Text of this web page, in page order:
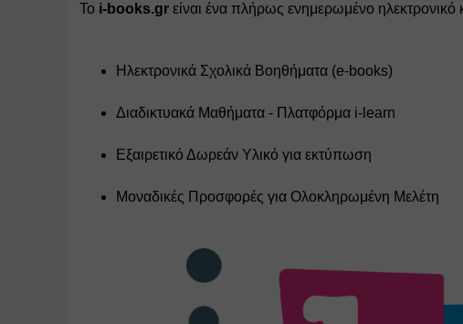
Το i-books.gr είναι ένα πλήρως ενημερωμένο ηλεκτρονικό
Ηλεκτρονικά Σχολικά Βοηθήματα (e-books)
Διαδικτυακά Μαθήματα - Πλατφόρμα i-learn
Εξαιρετικό Δωρεάν Υλικό για εκτύπωση
Μοναδικές Προσφορές για Ολοκληρωμένη Μελέτη